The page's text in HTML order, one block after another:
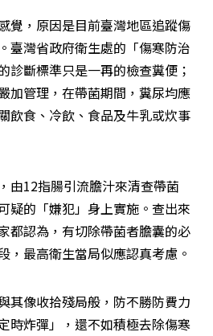
覺，原因是目前臺灣地區追蹤傷
臺灣省政府衛生處的「傷寒防治
診斷標準只是一再的檢查糞便；
加管理，在帶菌期間，糞尿均應
飲食、冷飲、食品及牛乳或炊事
由12指腸引流膽汁來清查帶菌
疑的「嫌犯」身上實施。查出來
都認為，有切除帶菌者膽囊的必
，最高衛生當局似應認真考慮。
其像收拾殘局般，防不勝防費力
時炸彈」，還不如積極去除傷寒